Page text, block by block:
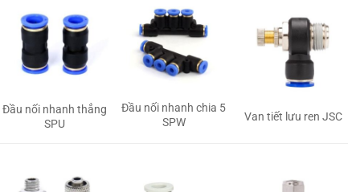
Đầu nối nhanh thẳng
SPU
Đầu nối nhanh chia 5
SPW
Van tiết lưu ren JSC